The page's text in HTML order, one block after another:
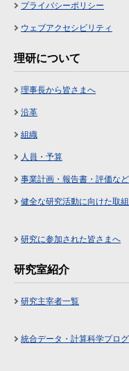
プライバシーポリシー
ウェブアクセシビリティ
理研について
理事長から皆さまへ
沿革
組織
人員・予算
事業計画・報告書・評価など
健全な研究活動に向けた取
研究に参加された皆さまへ
研究室紹介
研究主宰者一覧
統合データ・計算科学プロ